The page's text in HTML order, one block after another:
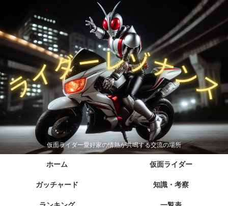
仮面ライダー愛好家の情熱が共鳴する交流の場所
ホーム 仮面ライダー
ガッチャード 知識・考察